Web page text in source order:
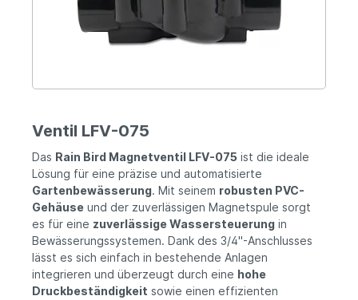
Ventil LFV-075
Das Rain Bird Magnetventil LFV-075 ist die ideale
Lösung für eine präzise und automatisierte
Gartenbewässerung. Mit seinem robusten PVC-
Gehäuse und der zuverlässigen Magnetspule sorgt
es für eine zuverlässige Wassersteuerung in
Bewässerungssystemen. Dank des 3/4"-Anschlusses
lässt es sich einfach in bestehende Anlagen
integrieren und überzeugt durch eine hohe
Druckbeständigkeit sowie einen effizienten